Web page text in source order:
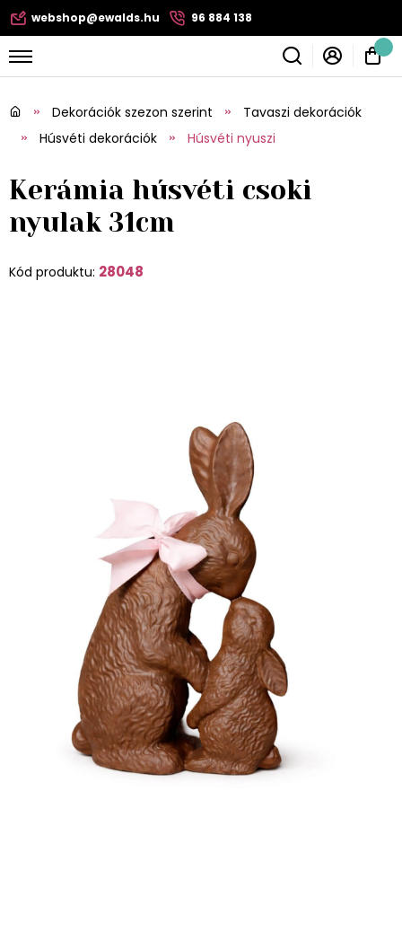
webshop@ewalds.hu 96 884 138
Dekorációk szezon szerint
Tavaszi dekorációk
Húsvéti dekorációk
Húsvéti nyuszi
Kerámia húsvéti csoki
nyulak 31cm
Kód produktu: 28048